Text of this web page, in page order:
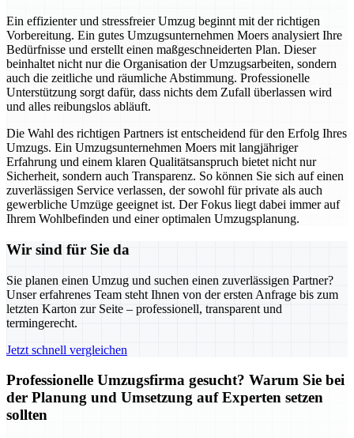
Ein effizienter und stressfreier Umzug beginnt mit der richtigen
Vorbereitung. Ein gutes Umzugsunternehmen Moers analysiert Ihre
Bedürfnisse und erstellt einen maßgeschneiderten Plan. Dieser
beinhaltet nicht nur die Organisation der Umzugsarbeiten, sondern
auch die zeitliche und räumliche Abstimmung. Professionelle
Unterstützung sorgt dafür, dass nichts dem Zufall überlassen wird
und alles reibungslos abläuft.
Die Wahl des richtigen Partners ist entscheidend für den Erfolg Ihres
Umzugs. Ein Umzugsunternehmen Moers mit langjähriger
Erfahrung und einem klaren Qualitätsanspruch bietet nicht nur
Sicherheit, sondern auch Transparenz. So können Sie sich auf einen
zuverlässigen Service verlassen, der sowohl für private als auch
gewerbliche Umzüge geeignet ist. Der Fokus liegt dabei immer auf
Ihrem Wohlbefinden und einer optimalen Umzugsplanung.
Wir sind für Sie da
Sie planen einen Umzug und suchen einen zuverlässigen Partner?
Unser erfahrenes Team steht Ihnen von der ersten Anfrage bis zum
letzten Karton zur Seite – professionell, transparent und
termingerecht.
Jetzt schnell vergleichen
Professionelle Umzugsfirma gesucht? Warum Sie bei
der Planung und Umsetzung auf Experten setzen
sollten